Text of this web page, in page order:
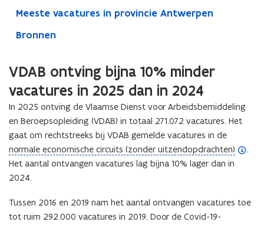
Meeste vacatures in provincie Antwerpen
Bronnen
VDAB ontving bijna 10% minder
vacatures in 2025 dan in 2024
In 2025 ontving de Vlaamse Dienst voor Arbeidsbemiddeling
en Beroepsopleiding (VDAB) in totaal 271.072 vacatures. Het
gaat om rechtstreeks bij VDAB gemelde vacatures in de
normale economische circuits (zonder uitzendopdrachten)
(
o
p
n
d
.
Het aantal ontvangen vacatures lag bijna 10% lager dan in
2024.
Tussen 2016 en 2019 nam het aantal ontvangen vacatures toe
tot ruim 292.000 vacatures in 2019. Door de Covid-19-